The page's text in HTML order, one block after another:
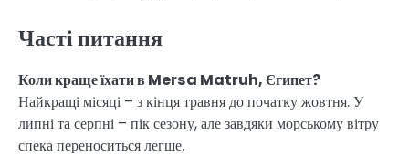
Часті питання
Коли краще їхати в Mersa Matruh, Єгипет?
Найкращі місяці – з кінця травня до початку жовтня. У
липні та серпні – пік сезону, але завдяки морському вітру
спека переноситься легше.